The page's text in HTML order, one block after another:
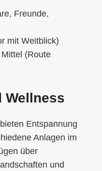
Freunde,
mit Weitblick)
Mittel (Route
Wellness
Entspannung
Anlagen im
über
und